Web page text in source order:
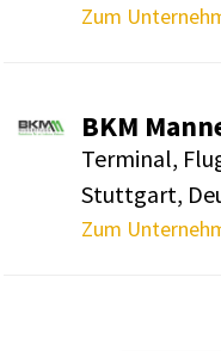
Zum
BKM
Terminal,
Stutt­gart,
Zum